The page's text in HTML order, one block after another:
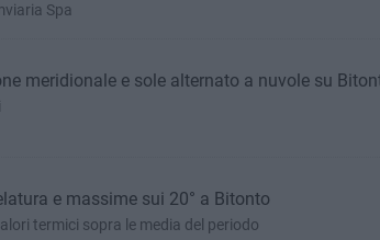
Spa
meridionale e sole alternato a nuvole su
e massime sui 20° a Bitonto
termici sopra le media del periodo